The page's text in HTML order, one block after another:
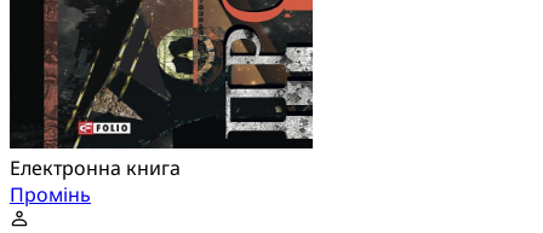
Електронна книга
Промінь